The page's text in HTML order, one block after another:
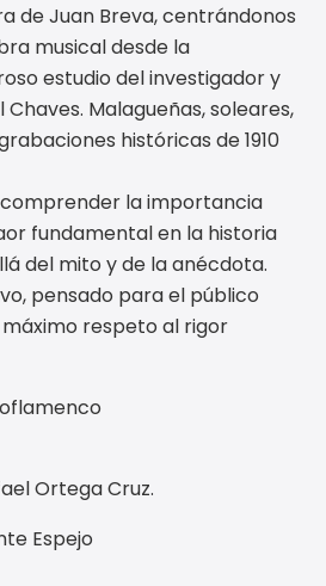
de Juan Breva, centrándonos
musical desde la
estudio del investigador y
Malagueñas, soleares,
históricas de 1910
la importancia
fundamental en la historia
del mito y de la anécdota.
pensado para el público
respeto al rigor
Ortega Cruz.
Espejo